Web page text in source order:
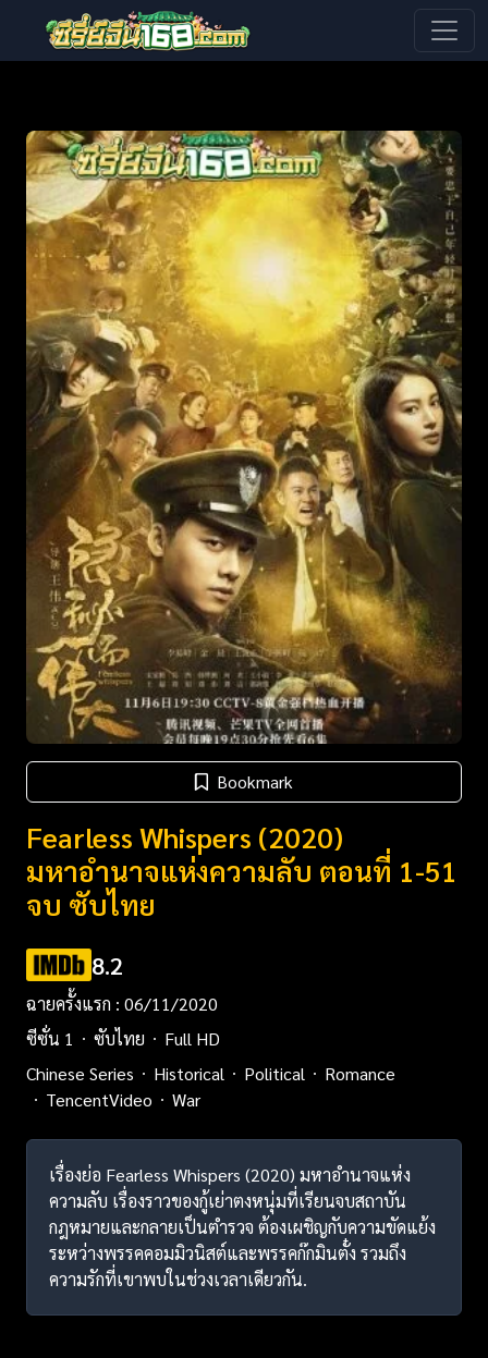
Bookmark
Fearless Whispers (2020)
มหาอำนาจแห่งความลับ ตอนที่ 1-51
จบ ซับไทย
8.2
ฉายครั้งแรก : 06/11/2020
ซีซั่น 1
ซับไทย
Full HD
Chinese Series
Historical Political
Romance
TencentVideo
War
เรื่องย่อ Fearless Whispers (2020) มหาอำนาจแห่ง
ความลับ เรื่องราวของกู้เย่าตงหนุ่มที่เรียนจบสถาบัน
กฎหมายและกลายเป็นตำรวจ ต้องเผชิญกับความขัดแย้ง
ระหว่างพรรคคอมมิวนิสต์และพรรคก๊กมินตั๋ง รวมถึง
ความรักที่เขาพบในช่วงเวลาเดียวกัน.